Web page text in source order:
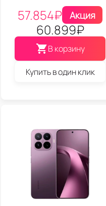
57.854₽ Акция
60.899₽
В корзину
Купить в один клик